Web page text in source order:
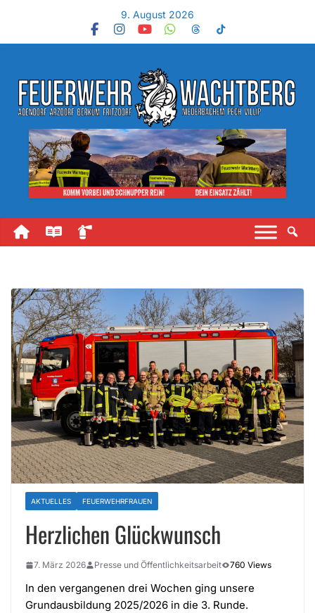
9. August 2026
AKTUELLES FEUERWEHRFRAUEN
Herzlichen Glückwunsch
7. März 2026 Presse und Öffentlichkeitsarbeit 760 Views
In den vergangenen drei Wochen ging unsere
Grundausbildung 2025/2026 in die 3. Runde.